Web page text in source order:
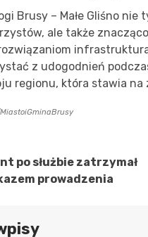
Brusy – Małe Gliśno nie
ale także
z udogodnień
regionu, która stawia na
po służbie zatrzymał
prowadzenia